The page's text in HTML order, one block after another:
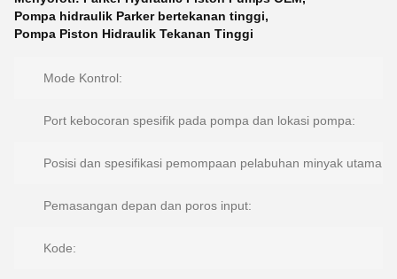
Pompa hidraulik Parker bertekanan tinggi,
Pompa Piston Hidraulik Tekanan Tinggi
Mode Kontrol:
Port kebocoran spesifik pada pompa dan lokasi pompa:
Posisi dan spesifikasi pemompaan pelabuhan minyak utama:
Pemasangan depan dan poros input:
Kode: